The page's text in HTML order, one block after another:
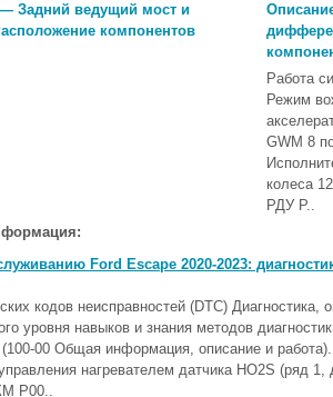
Задний ведущий мост и
компонентов
Работа
Режим
GWM 8
колеса
РДУ Р..
Ford Escape 2020-2023:
кодов неисправностей (DTC)
уровня навыков и знания методов
00 Общая информация, описание и
нагревателем датчика HO2S (ряд
Р00..